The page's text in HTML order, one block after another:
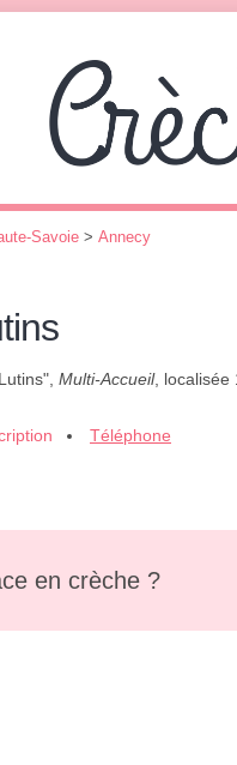
Savoie > Annecy
Multi-Accueil, localisée
Téléphone
en crèche ?